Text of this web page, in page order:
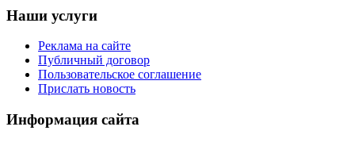
Наши услуги
Реклама на сайте
Публичный договор
Пользовательское соглашение
Прислать новость
Информация сайта